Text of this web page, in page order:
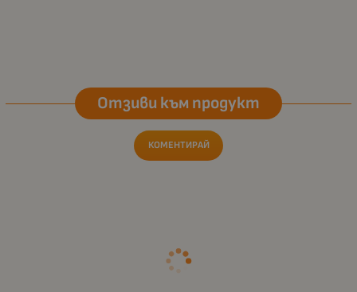
Отзиви към продукт
КОМЕНТИРАЙ